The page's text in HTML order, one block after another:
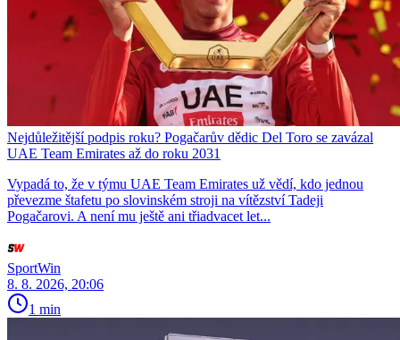
Nejdůležitější podpis roku? Pogačarův dědic Del Toro se zavázal
UAE Team Emirates až do roku 2031
Vypadá to, že v týmu UAE Team Emirates už vědí, kdo jednou
převezme štafetu po slovinském stroji na vítězství Tadeji
Pogačarovi. A není mu ještě ani třiadvacet let...
SportWin
8. 8. 2026, 20:06
1 min